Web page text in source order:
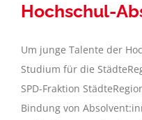
Hochschul-
Um junge Talente der
Studium für die
SPD-Fraktion
Bindung von